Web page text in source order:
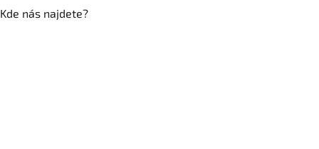
Kde nás najdete?